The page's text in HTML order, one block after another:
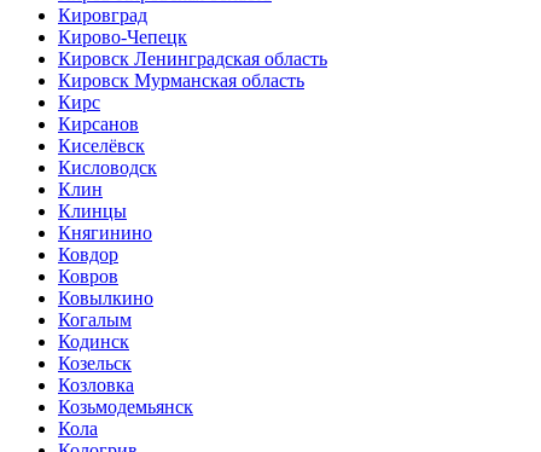
Кировград
Кирово-Чепецк
Кировск Ленинградская область
Кировск Мурманская область
Кирс
Кирсанов
Киселёвск
Кисловодск
Клин
Клинцы
Княгинино
Ковдор
Ковров
Ковылкино
Когалым
Кодинск
Козельск
Козловка
Козьмодемьянск
Кола